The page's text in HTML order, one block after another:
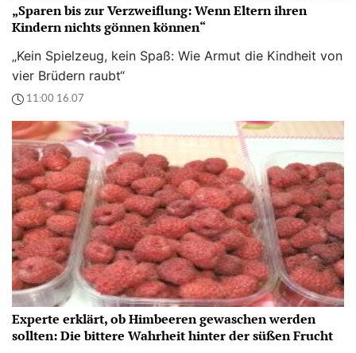
„Sparen bis zur Verzweiflung: Wenn Eltern ihren
Kindern nichts gönnen können“
„Kein Spielzeug, kein Spaß: Wie Armut die Kindheit von
vier Brüdern raubt“
11:00 16.07
Experte erklärt, ob Himbeeren gewaschen werden
sollten: Die bittere Wahrheit hinter der süßen Frucht